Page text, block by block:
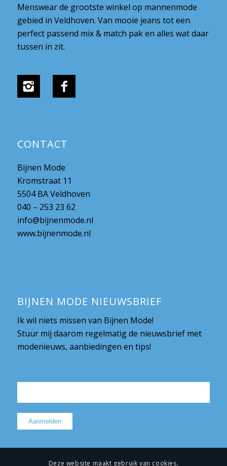
Menswear de grootste winkel op mannenmode
gebied in Veldhoven. Van mooie jeans tot een
perfect passend mix & match pak en alles wat daar
tussen in zit.
CONTACT
Bijnen Mode
Kromstraat 11
5504 BA Veldhoven
040 – 253 23 62
info@bijnenmode.nl
www.bijnenmode.nl
BIJNEN MODE NIEUWSBRIEF
Ik wil niets missen van Bijnen Mode!
Stuur mij daarom regelmatig de nieuwsbrief met
modenieuws, aanbiedingen en tips!
Deze website maakt gebruik van cookies.